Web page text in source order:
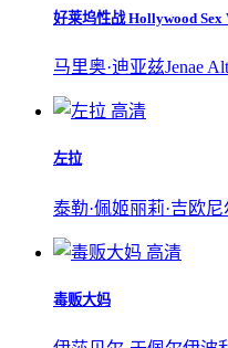
好莱坞性战 Hollywood Sex
马里奥·迪亚兹Jenae
高清
左拉
泰勒·佩姬丽莉·吉欧尼
高清
毒贩大妈